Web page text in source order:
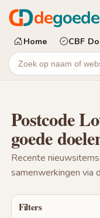
de
Home CBF
Postcode
goede
Recente
samenwerkingen via
Filters